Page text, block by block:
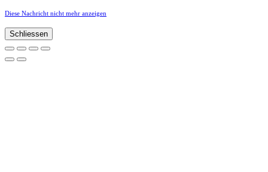
Diese Nachricht nicht mehr anzeigen
Schliessen